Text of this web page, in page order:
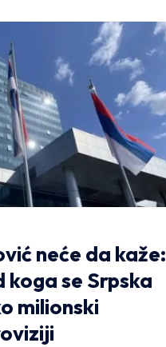
neće da kaže:
koga se Srpska
milionski